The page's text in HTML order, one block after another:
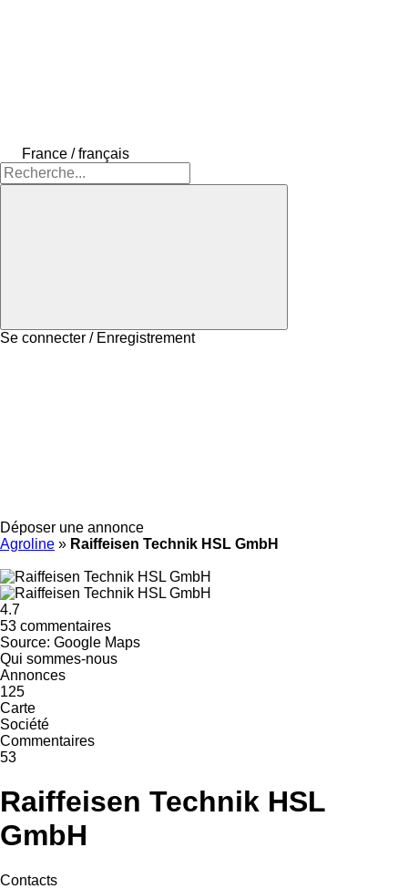
France / français
Se connecter / Enregistrement
Déposer une annonce
Agroline » Raiffeisen Technik HSL GmbH
4.7
53 commentaires
Source: Google Maps
Qui sommes-nous
Annonces
125
Carte
Société
Commentaires
53
Raiffeisen Technik HSL
GmbH
Contacts